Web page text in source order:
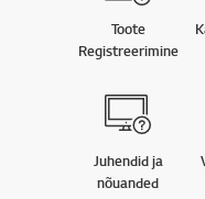
Toote
Registreerimine
Juhendid ja
nõuanded